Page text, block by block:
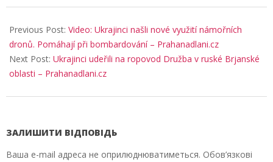
08-
27
Previous Post: Video: Ukrajinci našli nové využití námořních
dronů. Pomáhají při bombardování – Prahanadlani.cz
Next Post: Ukrajinci udeřili na ropovod Družba v ruské Brjanské
oblasti – Prahanadlani.cz
ЗАЛИШИТИ ВІДПОВІДЬ
Ваша e-mail адреса не оприлюднюватиметься. Обов’язкові